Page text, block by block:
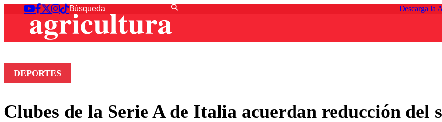
Descarga la
DEPORTES
Clubes de la Serie A de Italia acuerdan reducción del